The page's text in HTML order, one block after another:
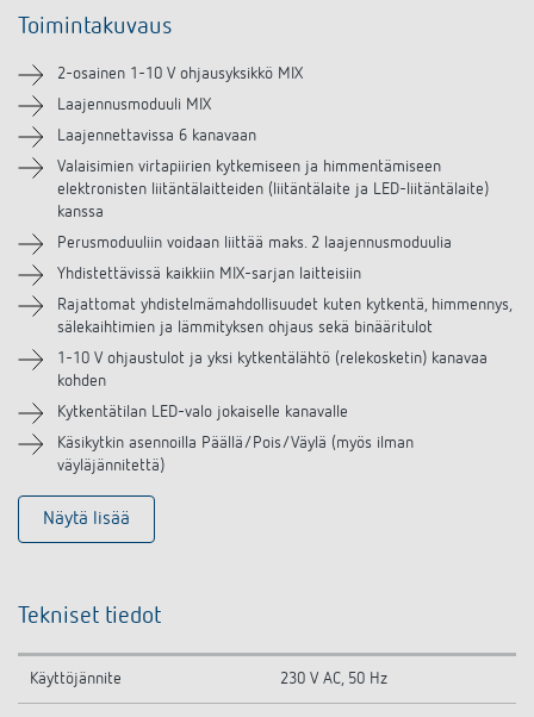
Lataukset
Toimintakuvaus
2-osainen 1-10 V ohjausyksikkö MIX
Laajennusmoduuli MIX
Laajennettavissa 6 kanavaan
Valaisimien virtapiirien kytkemiseen ja himmentämiseen
elektronisten liitäntälaitteiden (liitäntälaite ja LED-liitäntälaite)
kanssa
Perusmoduuliin voidaan liittää maks. 2 laajennusmoduulia
Yhdistettävissä kaikkiin MIX-sarjan laitteisiin
Rajattomat yhdistelmämahdollisuudet kuten kytkentä, himmennys,
sälekaihtimien ja lämmityksen ohjaus sekä binääritulot
1-10 V ohjaustulot ja yksi kytkentälähtö (relekosketin) kanavaa
kohden
Kytkentätilan LED-valo jokaiselle kanavalle
Käsikytkin asennoilla Päällä/Pois/Väylä (myös ilman
väyläjännitettä)
Näytä lisää
Tekniset tiedot
Käyttöjännite 230 V AC, 50 Hz